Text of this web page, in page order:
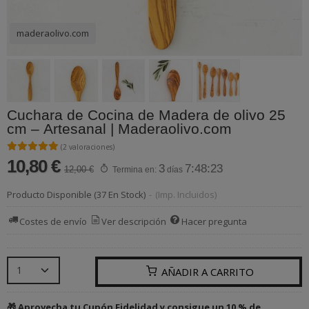
maderaolivo.com
Cuchara de Cocina de Madera de olivo 25
cm – Artesanal | Maderaolivo.com
★★★★★
★★★★★ (2 valoraciones)
10,80 € 12,00 € Termina en: 3 días 7:48:23
Producto Disponible (37 En Stock) - (Imp. Incluidos)
Costes de envío Ver descripción Hacer pregunta
AÑADIR A CARRITO